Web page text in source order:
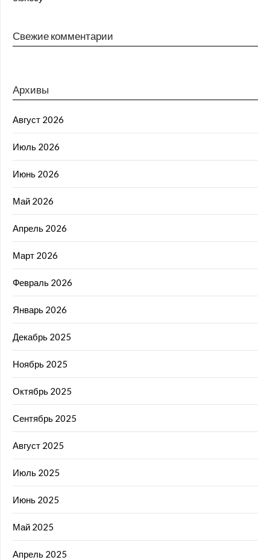
Свежие комментарии
Архивы
Август 2026
Июль 2026
Июнь 2026
Май 2026
Апрель 2026
Март 2026
Февраль 2026
Январь 2026
Декабрь 2025
Ноябрь 2025
Октябрь 2025
Сентябрь 2025
Август 2025
Июль 2025
Июнь 2025
Май 2025
Апрель 2025